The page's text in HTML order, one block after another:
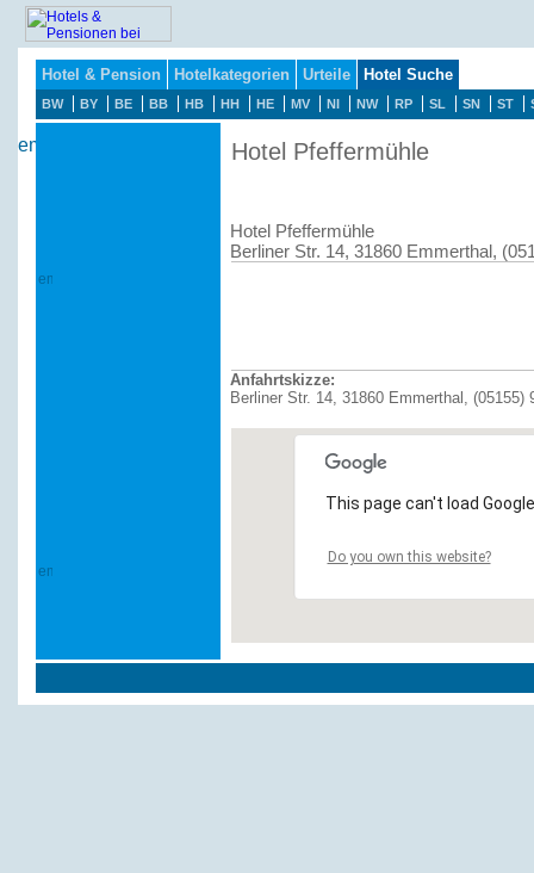
Hotel & Pension Hotelkategorien Urteile Hotel Suche
BW BY BE BB HB HH HE MV NI NW RP SL SN ST
Hotel Pfeffermühle
Hotel Pfeffermühle
Berliner Str. 14, 31860 Emmerthal,
Anfahrtskizze:
Berliner Str. 14, 31860 Emmerthal, (05155)
This page can't load
Do you own this website?